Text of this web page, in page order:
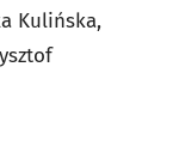
Kulińska,